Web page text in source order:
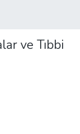
ve Tıbbi